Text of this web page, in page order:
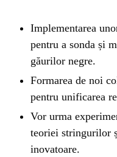
Implementarea
pentru a sonda și
găurilor negre.
Formarea de noi
pentru unificarea
Vor urma
teoriei stringurilor
inovatoare.